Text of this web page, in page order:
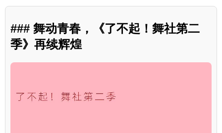
### 舞动青春，《了不起！舞社第二
季》再续辉煌